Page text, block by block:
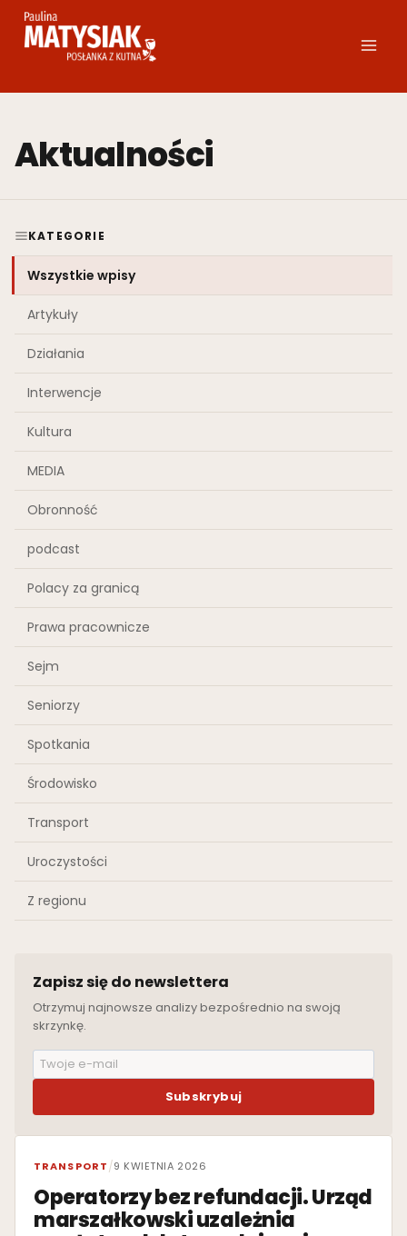
Przejdź
Aktualności
KATEGORIE
Wszystkie wpisy
Artykuły
Działania
Interwencje
Kultura
MEDIA
Obronność
podcast
Polacy za granicą
Prawa pracownicze
Sejm
Seniorzy
Spotkania
Środowisko
Transport
Uroczystości
Z regionu
Zapisz się do newslettera
Otrzymuj najnowsze analizy bezpośrednio na swoją
skrzynkę.
Subskrybuj
WYRÓŻNIONE
TRANSPORT/9 KWIETNIA 2026
Operatorzy bez refundacji. Urząd
marszałkowski uzależnia